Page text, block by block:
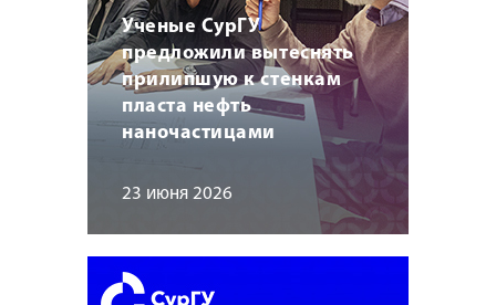
Ученые СурГУ
предложили вытеснять
прилипшую к стенкам
пласта нефть
наночастицами
23 июня 2026